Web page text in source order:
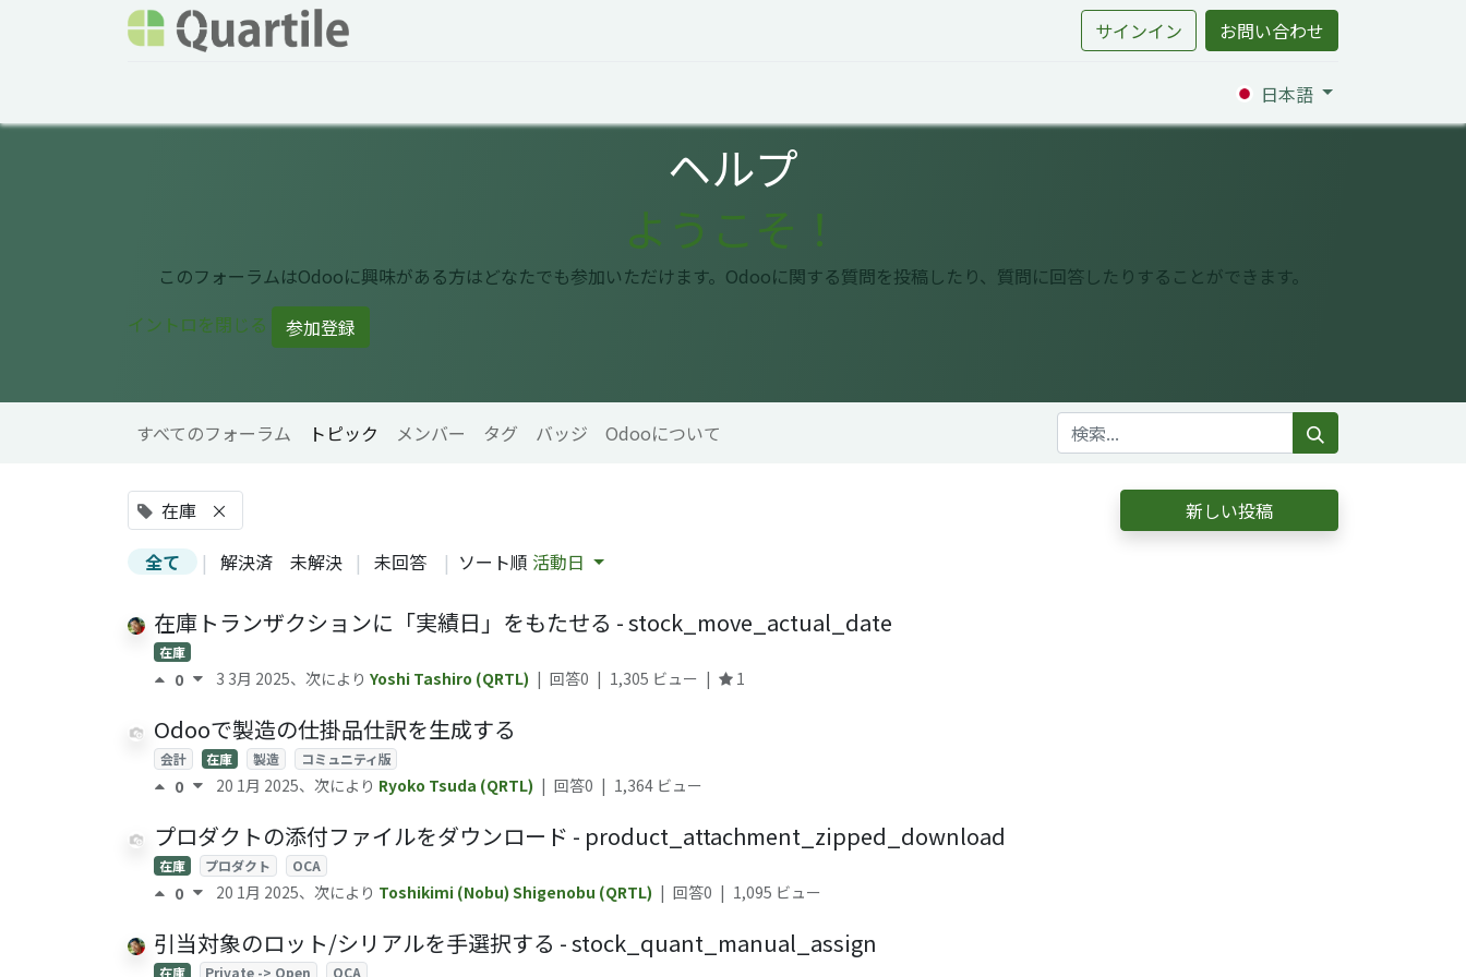
サインイン お問い合わせ
日本語
ヘルプ
ようこそ！
このフォーラムはOdooに興味がある方はどなたでも参加いただけます。Odooに関する質問を投稿したり、質問に回答したりすることができます。
イントロを閉じる
参加登録
すべてのフォーラム トピック メンバー タグ バッジ Odooについて
在庫 ×
新しい投稿
全て
| 解決済 未解決 | 未回答 | ソート順 活動日
在庫トランザクションに「実績日」をもたせる - stock_move_actual_date
在庫
0 3 3月 2025、次により Yoshi Tashiro (QRTL) | 回答0 | 1,305 ビュー | 1
Odooで製造の仕掛品仕訳を生成する
会計 在庫 製造 コミュニティ版
0 20 1月 2025、次により Ryoko Tsuda (QRTL) | 回答0 | 1,364 ビュー
プロダクトの添付ファイルをダウンロード - product_attachment_zipped_download
在庫 プロダクト OCA
0 20 1月 2025、次により Toshikimi (Nobu) Shigenobu (QRTL) | 回答0 | 1,095 ビュー
引当対象のロット/シリアルを手選択する - stock_quant_manual_assign
在庫 Private -> Open OCA